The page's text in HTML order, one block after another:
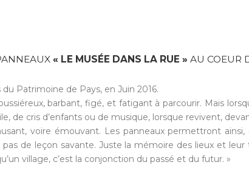
« LE MUSÉE DANS LA RUE » AU COEUR
Patrimoine de Pays, en Juin 2016.
barbant, figé, et fatigant à parcourir. Mais
de cris d’enfants ou de musique, lorsque revivent,
voire émouvant. Les panneaux permettront
de leçon savante. Juste la mémoire des lieux et
village, c’est la conjonction du passé et du futur. »